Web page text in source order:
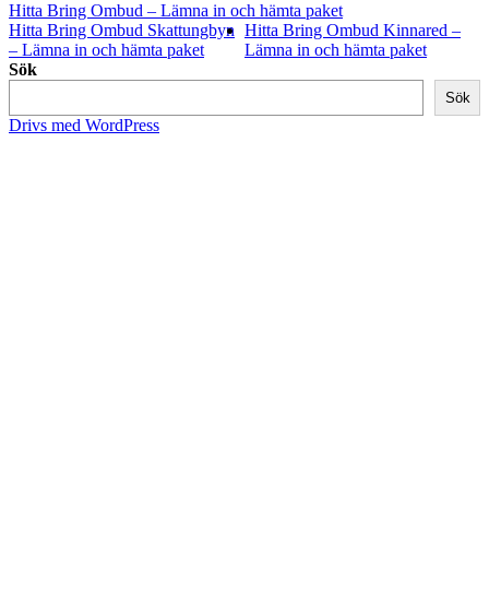
Hitta Bring Ombud – Lämna in och hämta paket
Hitta Bring Ombud Skattungbyn
– Lämna in och hämta paket
Hitta Bring Ombud Kinnared –
Lämna in och hämta paket
Sök
Sök
Drivs med WordPress